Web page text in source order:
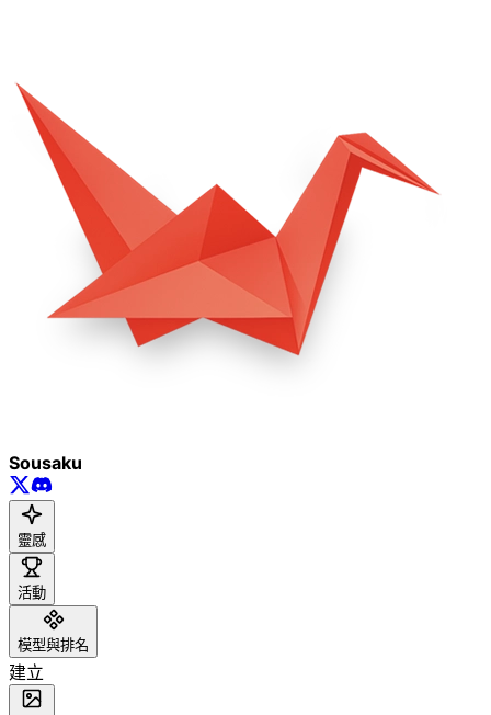
Sousaku
靈感
活動
模型與排名
建立